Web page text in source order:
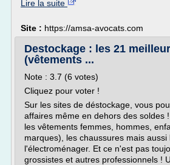
Lire la suite
Site : https://amsa-avocats.com
Destockage : les 21
(vêtements ...
Note : 3.7 (6 votes)
Cliquez pour voter !
Sur les sites de déstockage, vous
affaires même en dehors des soldes
les vêtements femmes, hommes,
marques), les chaussures mais aussi
l'électroménager. Et ce n'est pas
grossistes et autres professionnels !